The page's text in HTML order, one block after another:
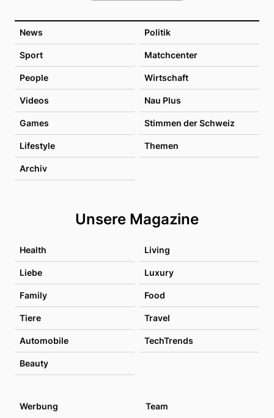
News Politik
Sport Matchcenter
People Wirtschaft
Videos Nau Plus
Games Stimmen der Schweiz
Lifestyle Themen
Archiv
Unsere Magazine
Health Living
Liebe Luxury
Family Food
Tiere Travel
Automobile TechTrends
Beauty
Werbung Team